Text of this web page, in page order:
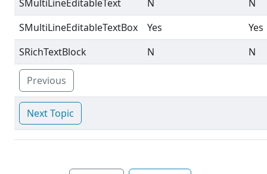
SMultiLineEditableText
N
N
SMultiLineEditableTextBox
Yes
Yes
SRichTextBlock
N N
Previous
Next Topic